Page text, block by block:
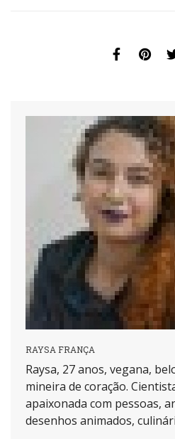
RAYSA FRANÇA
Raysa, 27 anos, vegana,
mineira de coração.
apaixonada com pessoas,
desenhos animados,